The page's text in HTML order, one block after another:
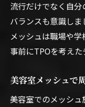
流行だけでなく自
バランスも意識し
メッシュは職場や学
事前にTPOを考えた
美容室メッシュで
美容室でのメッシ